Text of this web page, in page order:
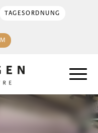
TAGESORDNUNG